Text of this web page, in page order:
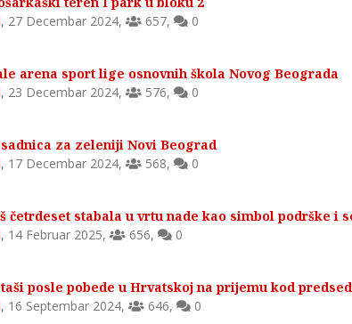
, 27 Decembar 2024, 657, 0
arena sport lige osnovnih škola Novog Beograda
, 23 Decembar 2024, 576, 0
sadnica za zeleniji Novi Beograd
, 17 Decembar 2024, 568, 0
četrdeset stabala u vrtu nade kao simbol podrške i
, 14 Februar 2025, 656, 0
posle pobede u Hrvatskoj na prijemu kod
, 16 Septembar 2024, 646, 0